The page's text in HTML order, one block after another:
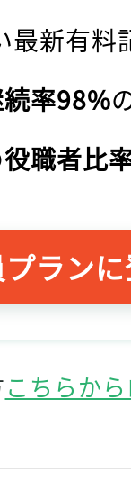
最新有料
率98%
役職者比
ラン
こちらか